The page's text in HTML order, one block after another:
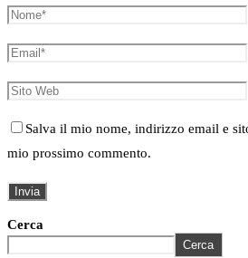
Salva il mio nome, indirizzo email e
mio prossimo commento.
Cerca
Cerca